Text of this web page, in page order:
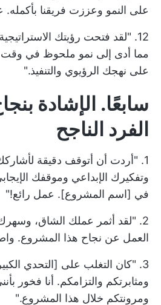
على النمو وعززت فريقنا بأكمله.
12. "لقد فتحت رؤيتك
مما أدى إلى نمو ملحوظ في
على نهجك الرؤيوي والتنفيذ."
سابعًا. الإشادة
الفرد الناجح
1. "أردت أن أتوقف دقيقة
وتفكيرك الإبداعي وموقفك
في [اسم المشروع]. عمل رائع!"
2. "لقد أثمر عملك الشاق،
العمل عن نجاح هذا المشروع.
3. "كان التغلب على [التحدي
ومثابرتكم والتزامكم. أنا فخور
ومرونتكم خلال هذا المشروع."